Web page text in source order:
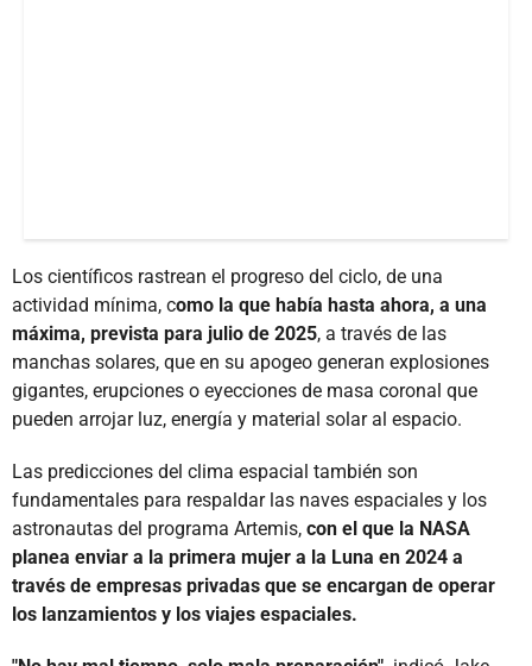
Los científicos rastrean el progreso del ciclo, de una
actividad mínima, como la que había hasta ahora, a una
máxima, prevista para julio de 2025, a través de las
manchas solares, que en su apogeo generan explosiones
gigantes, erupciones o eyecciones de masa coronal que
pueden arrojar luz, energía y material solar al espacio.
Las predicciones del clima espacial también son
fundamentales para respaldar las naves espaciales y los
astronautas del programa Artemis, con el que la NASA
planea enviar a la primera mujer a la Luna en 2024 a
través de empresas privadas que se encargan de operar
los lanzamientos y los viajes espaciales.